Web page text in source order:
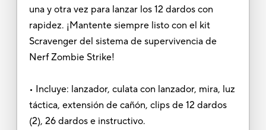
una y otra vez para lanzar los 12 dardos con
rapidez. ¡Mantente siempre listo con el kit
Scravenger del sistema de supervivencia de
Nerf Zombie Strike!
• Incluye: lanzador, culata con lanzador, mira, luz
táctica, extensión de cañón, clips de 12 dardos
(2), 26 dardos e instructivo.